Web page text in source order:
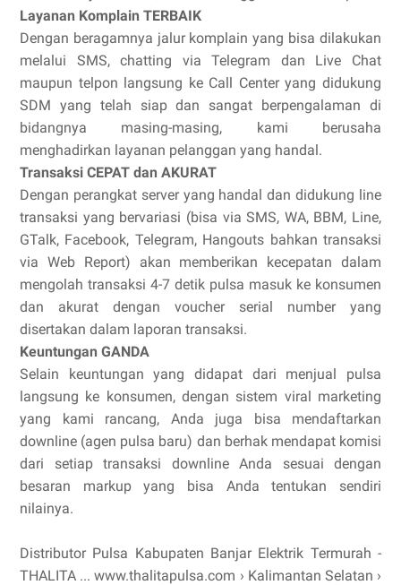
Layanan Komplain TERBAIK
Dengan beragamnya jalur komplain yang bisa dilakukan
melalui SMS, chatting via Telegram dan Live Chat
maupun telpon langsung ke Call Center yang didukung
SDM yang telah siap dan sangat berpengalaman di
bidangnya masing-masing, kami berusaha
menghadirkan layanan pelanggan yang handal.
Transaksi CEPAT dan AKURAT
Dengan perangkat server yang handal dan didukung line
transaksi yang bervariasi (bisa via SMS, WA, BBM, Line,
GTalk, Facebook, Telegram, Hangouts bahkan transaksi
via Web Report) akan memberikan kecepatan dalam
mengolah transaksi 4-7 detik pulsa masuk ke konsumen
dan akurat dengan voucher serial number yang
disertakan dalam laporan transaksi.
Keuntungan GANDA
Selain keuntungan yang didapat dari menjual pulsa
langsung ke konsumen, dengan sistem viral marketing
yang kami rancang, Anda juga bisa mendaftarkan
downline (agen pulsa baru) dan berhak mendapat komisi
dari setiap transaksi downline Anda sesuai dengan
besaran markup yang bisa Anda tentukan sendiri
nilainya.
Distributor Pulsa Kabupaten Banjar Elektrik Termurah -
THALITA ... www.thalitapulsa.com › Kalimantan Selatan ›